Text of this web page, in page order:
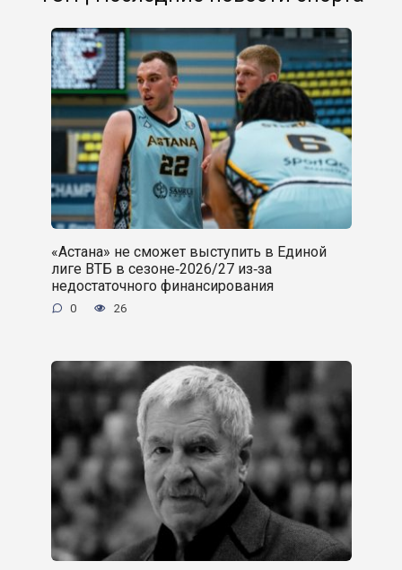
«Астана» не сможет выступить в Единой
лиге ВТБ в сезоне‑2026/27 из‑за
недостаточного финансирования
0 26